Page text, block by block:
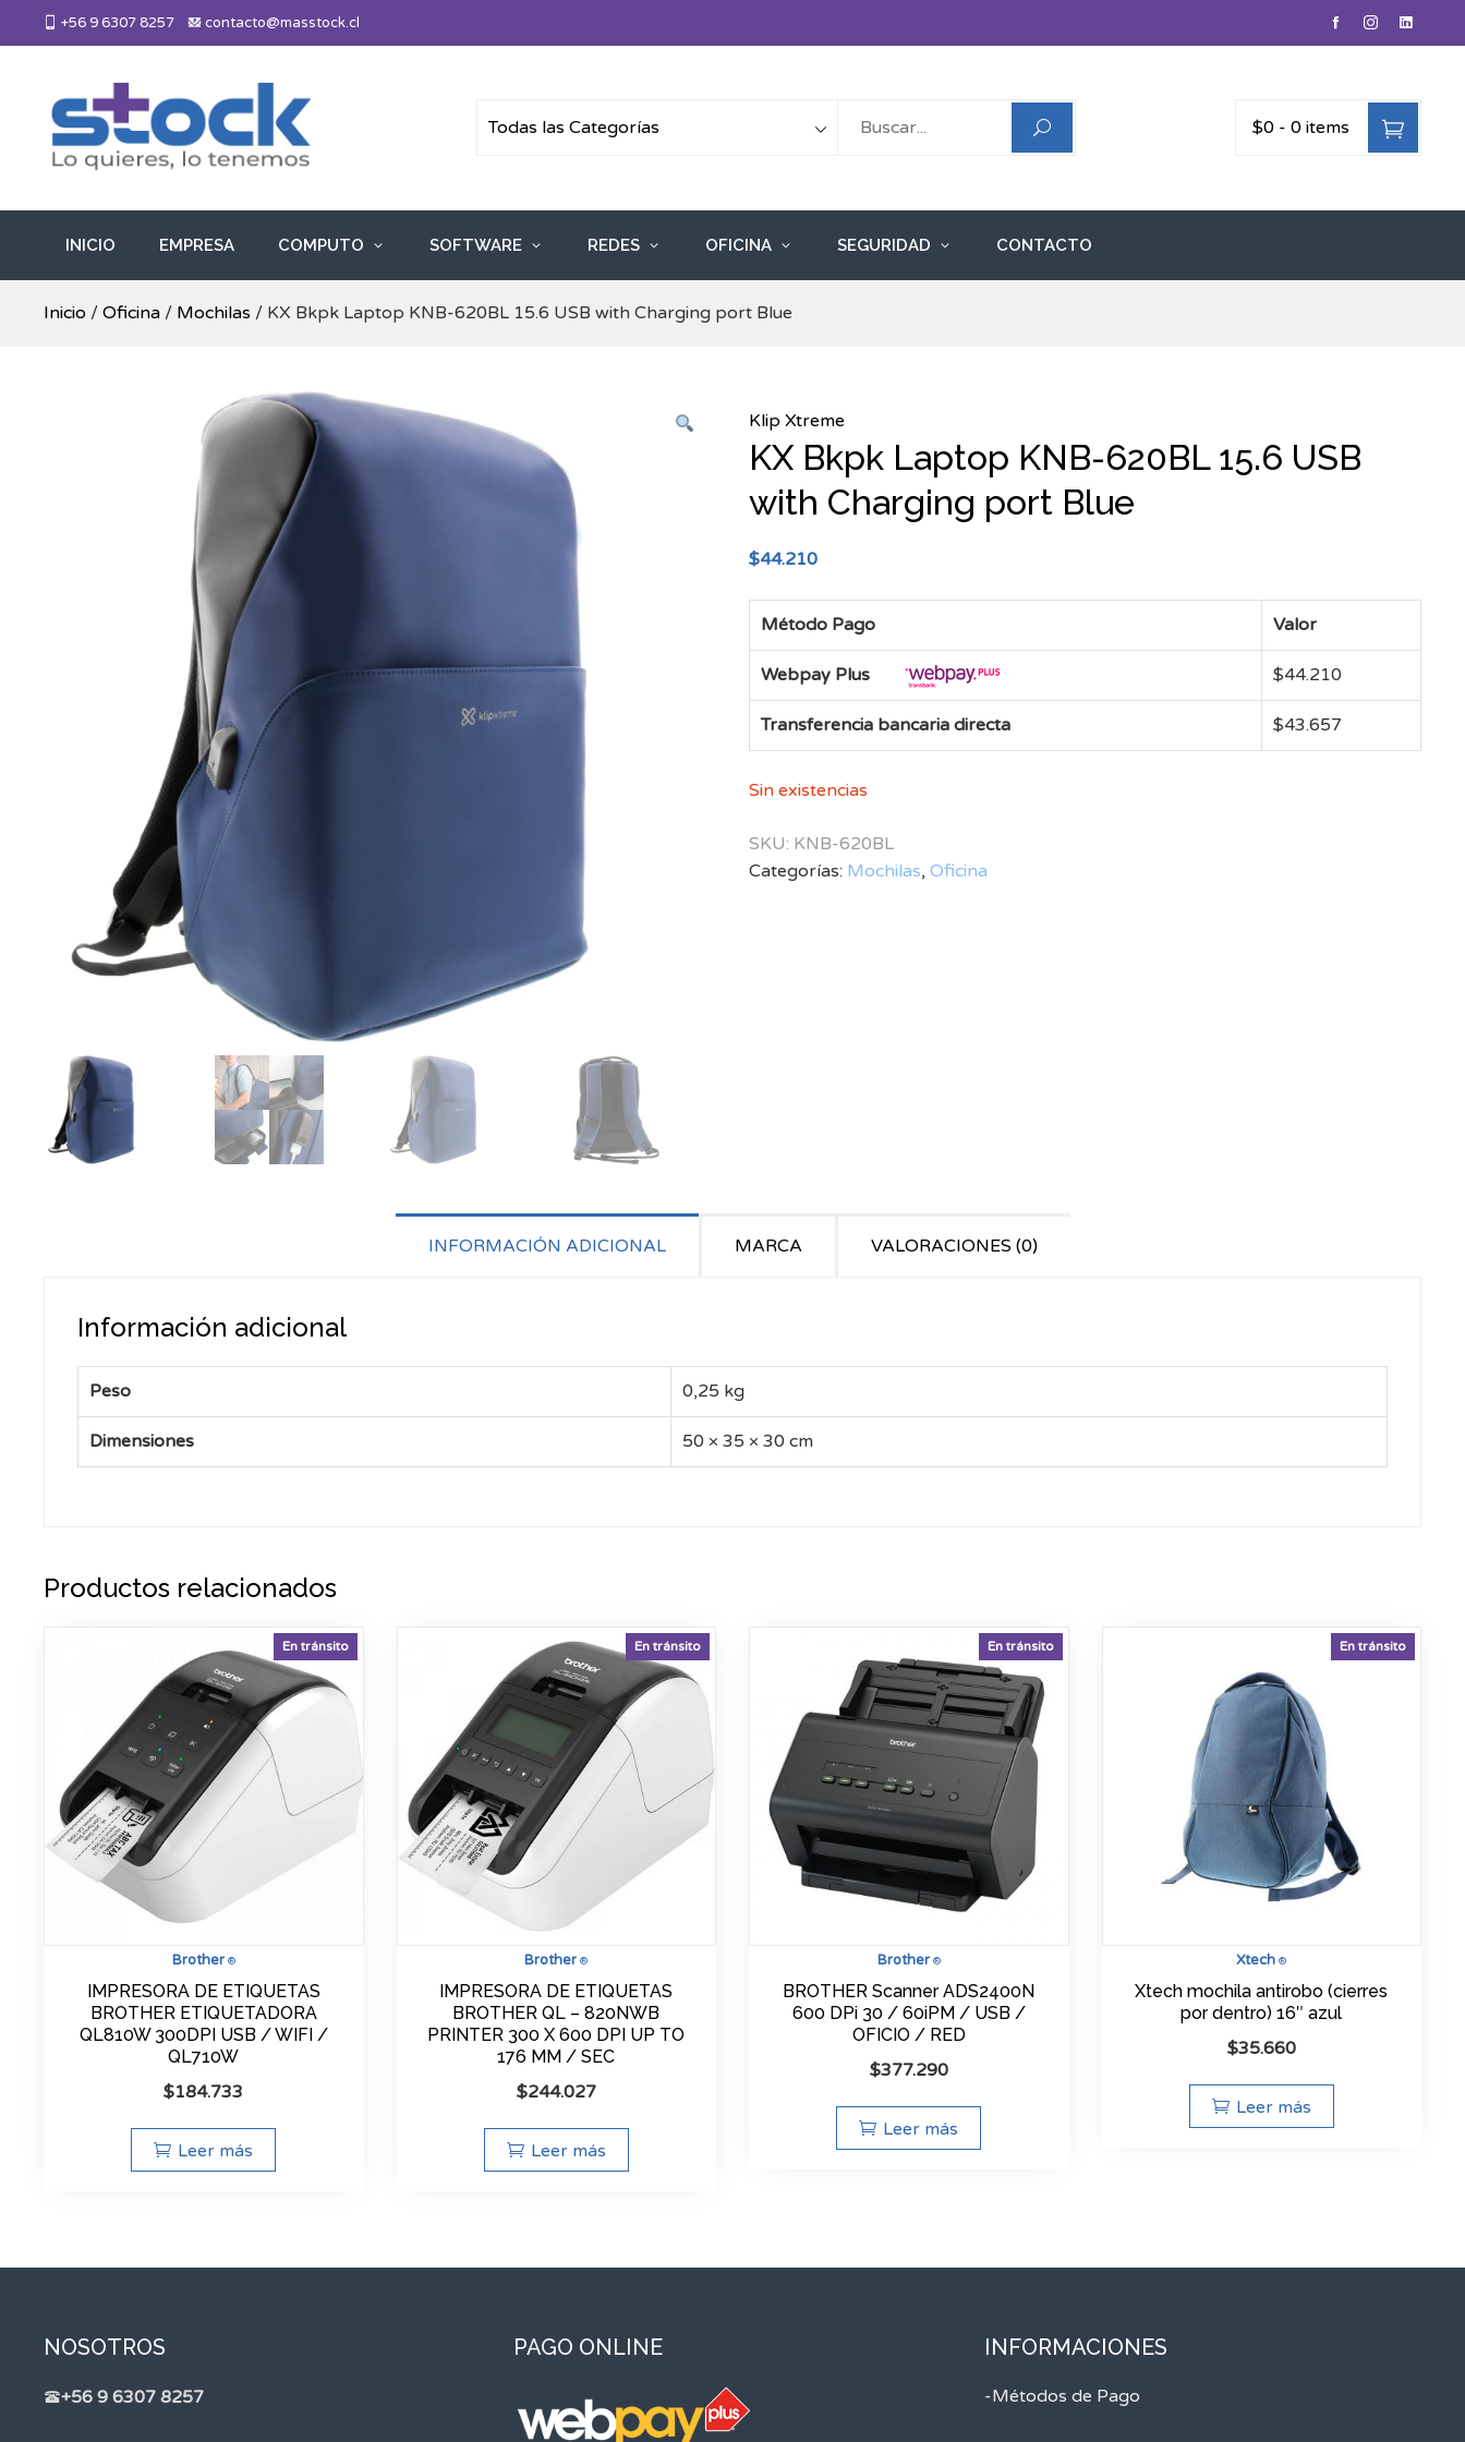
+56 9 6307 8257 contacto@masstock.cl
Más Stock
$0 - 0 items
INICIO EMPRESA COMPUTO SOFTWARE REDES OFICINA SEGURIDAD CONTACTO
Inicio / Oficina / Mochilas / KX Bkpk Laptop KNB-620BL 15.6 USB with Charging port Blue
Klip Xtreme
KX Bkpk Laptop KNB-620BL 15.6 USB
with Charging port Blue
$44.210
Método Pago Valor
Webpay Plus $44.210
Transferencia bancaria directa $43.657
Sin existencias
SKU: KNB-620BL
Categorías: Mochilas, Oficina
INFORMACIÓN ADICIONAL MARCA VALORACIONES (0)
Información adicional
Peso 0,25 kg
Dimensiones 50 × 35 × 30 cm
Productos relacionados
Brother®
En tránsito
IMPRESORA DE ETIQUETAS
BROTHER ETIQUETADORA
QL810W 300DPI USB / WIFI /
QL710W
$184.733
Leer más
Brother ®
En tránsito
IMPRESORA DE ETIQUETAS
BROTHER QL – 820NWB
PRINTER 300 X 600 DPI UP TO
176 MM / SEC
$244.027
Leer más
Brother®
En tránsito
BROTHER Scanner ADS2400N
600 DPi 30 / 60iPM / USB /
OFICIO / RED
$377.290
Leer más
Xtech ®
En tránsito
Xtech mochila antirobo (cierres
por dentro) 16″ azul
$35.660
Leer más
NOSOTROS
+56 9 6307 8257
PAGO ONLINE INFORMACIONES
-Métodos de Pago